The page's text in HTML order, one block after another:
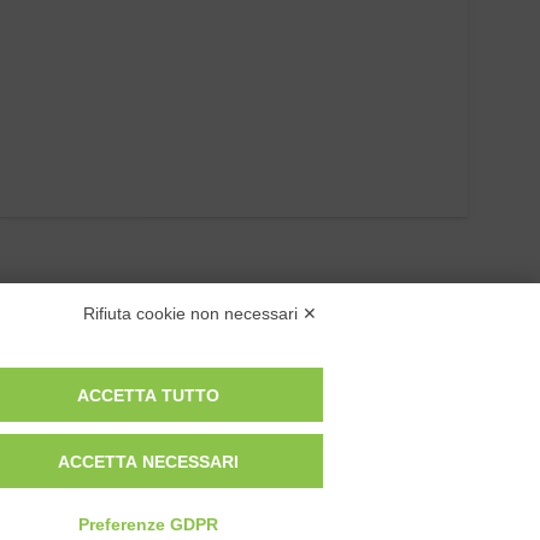
Privacy Policy
Modifica preferenze cookie
Rifiuta cookie non necessari ✕
ACCETTA TUTTO
ACCETTA NECESSARI
Preferenze GDPR